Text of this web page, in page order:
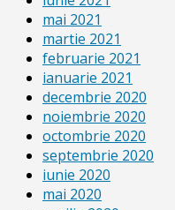
mai 2021
martie 2021
februarie 2021
ianuarie 2021
decembrie 2020
noiembrie 2020
octombrie 2020
septembrie 2020
iunie 2020
mai 2020